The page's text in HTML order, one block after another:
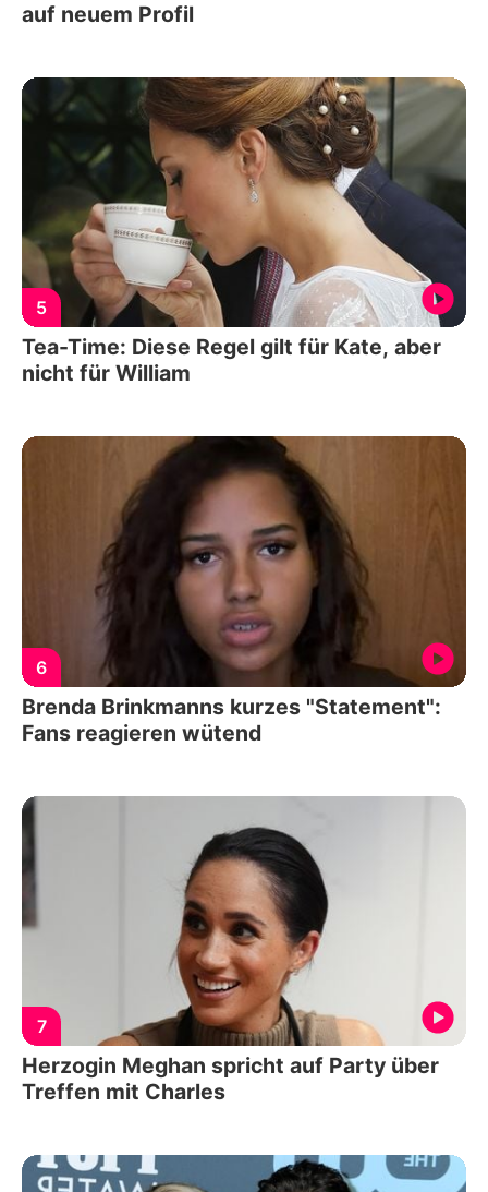
auf neuem Profil
5
Tea-Time: Diese Regel gilt für Kate, aber
nicht für William
6
Brenda Brinkmanns kurzes "Statement":
Fans reagieren wütend
7
Herzogin Meghan spricht auf Party über
Treffen mit Charles